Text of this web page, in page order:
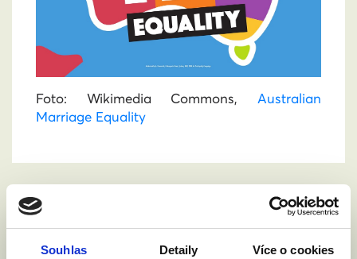
Souhlas Detaily Více o cookies
Foto: Wikimedia Commons,Australian
Marriage Equality
BEZ VÁS SE NEOBEJDEME